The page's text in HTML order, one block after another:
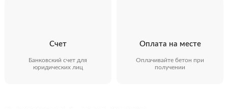
Счет
Банковский счет для
юридических лиц
Оплата на месте
Оплачивайте бетон при
получении